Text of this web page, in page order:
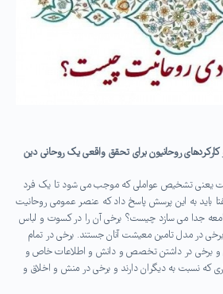
روحانیون برای تحقق واقعی یک روحانی دین
یعنی تشخیص عواملی که موجب می شود تا یک فرد
باید به این پرسش پاسخ داد که عنصر عمومی روحانیت
جامعه جدا می سازد چیست؟ برخی آن را در کسوت و لباس
در مدل تامین معیشت آنان جستند. برخی در تمام
برخی در داشتن تخصص و دانش و اطلاعات خاص و
که نسبت به دیگران دارند و برخی در منش و اخلاق و